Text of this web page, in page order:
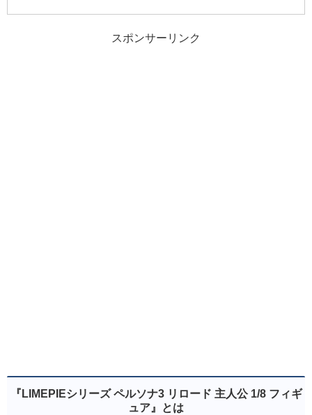
スポンサーリンク
『LIMEPIEシリーズ ペルソナ3 リロード 主人公 1/8 フィギ
ュア』とは